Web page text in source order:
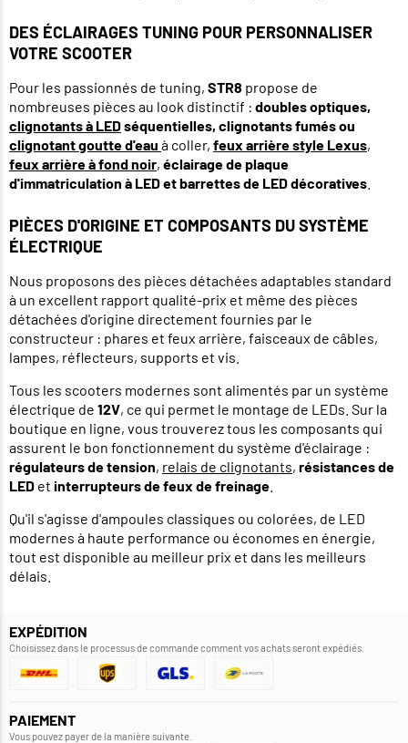
DES ÉCLAIRAGES TUNING POUR PERSONNALISER
VOTRE SCOOTER
Pour les passionnés de tuning, STR8 propose de
nombreuses pièces au look distinctif : doubles optiques,
clignotants à LEDséquentielles, clignotants fumés ou
clignotant goutte d'eau à coller, feux arrière style Lexus,
feux arrière à fond noir, éclairage de plaque
d'immatriculation à LED et barrettes de LED décoratives
PIÈCES D'ORIGINE ET COMPOSANTS DU SYSTÈME
ÉLECTRIQUE
Nous proposons des pièces détachées adaptables standard
à un excellent rapport qualité-prix et même des pièces
détachées d'origine directement fournies par le
constructeur : phares et feux arrière, faisceaux de câbles,
lampes, réflecteurs, supports et vis.
Tous les scooters modernes sont alimentés par un système
électrique de 12V, ce qui permet le montage de LEDs. Sur la
boutique en ligne, vous trouverez tous les composants qui
assurent le bon fonctionnement du système d'éclairage :
régulateurs de tension, relais de clignotants, résistances de
LED et interrupteurs de feux de freinage
Qu'il s'agisse d'ampoules classiques ou colorées, de LED
modernes à haute performance ou économes en énergie,
tout est disponible au meilleur prix et dans les meilleurs
délais.
EXPÉDITION
Choisissez dans le processus de commande comment vos achats seront expédiés.
PAIEMENT
Vous pouvez payer de la manière suivante.